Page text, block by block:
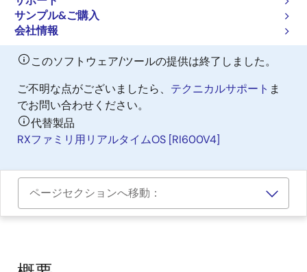
サンプル&ご購入
会社情報
ITRON OS
このソフトウェア/ツールの提供は終了しました。
ご不明な点がございましたら、 テクニカルサポート ま
でお問い合わせください。
代替製品
RXファミリ用リアルタイムOS [RI600V4]
ページセクションへ移動：